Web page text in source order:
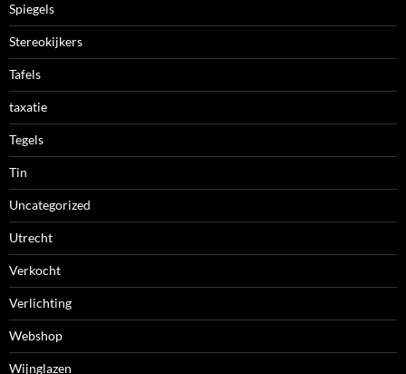
Spiegels
Stereokijkers
Tafels
taxatie
Tegels
Tin
Uncategorized
Utrecht
Verkocht
Verlichting
Webshop
Wijnglazen